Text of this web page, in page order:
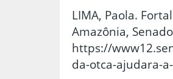
LIMA, Paola.
Amazônia,
https://
da-otca-ajudara-